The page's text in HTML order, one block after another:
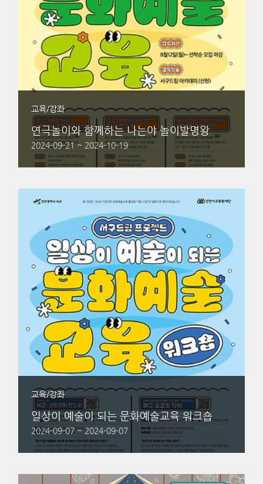
교육/강좌
연극놀이와 함께하는 나는야 놀이발명왕
2024-09-21 ~ 2024-10-19
교육/강좌
일상이 예술이 되는 문화예술교육 워크숍
2024-09-07 ~ 2024-09-07